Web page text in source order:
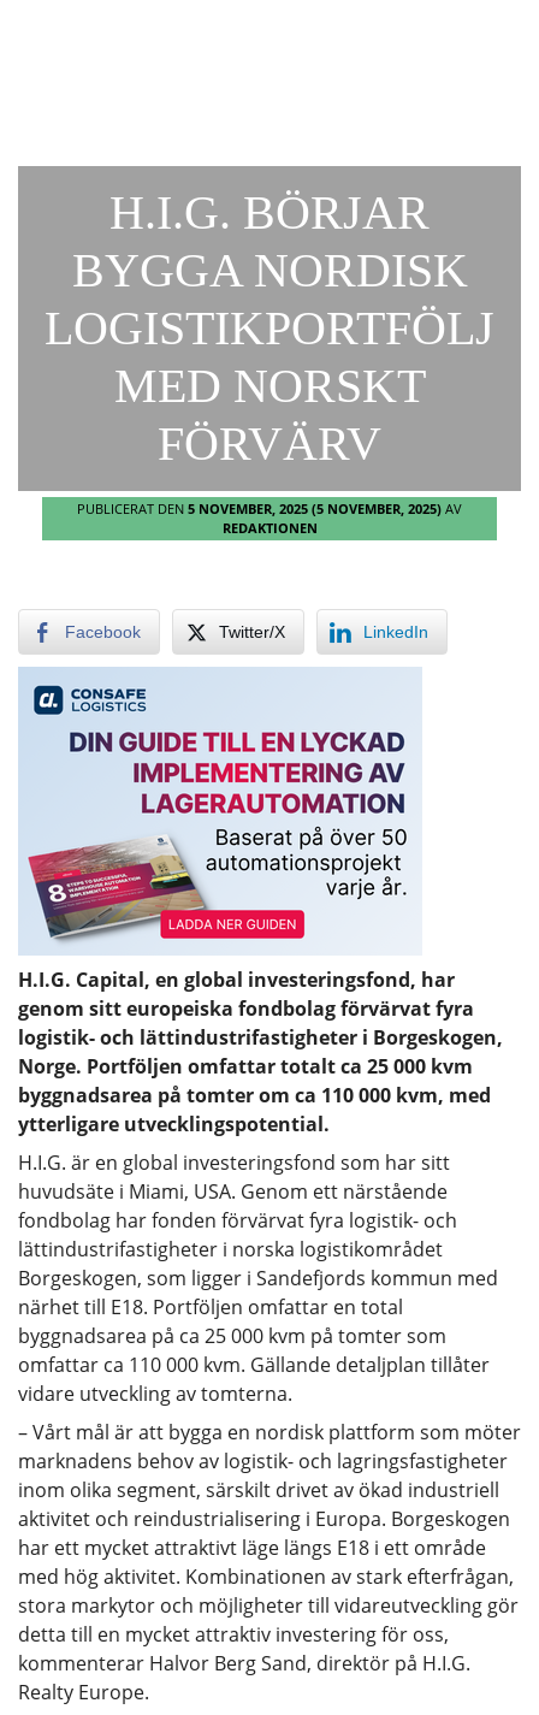
H.I.G. BÖRJAR
BYGGA NORDISK
LOGISTIKPORTFÖLJ
MED NORSKT
FÖRVÄRV
PUBLICERAT DEN 5 NOVEMBER, 2025 (5 NOVEMBER, 2025) AV
REDAKTIONEN
Facebook Twitter/X LinkedIn
H.I.G. Capital, en global investeringsfond, har
genom sitt europeiska fondbolag förvärvat fyra
logistik- och lättindustrifastigheter i Borgeskogen,
Norge. Portföljen omfattar totalt ca 25 000 kvm
byggnadsarea på tomter om ca 110 000 kvm, med
ytterligare utvecklingspotential.
H.I.G. är en global investeringsfond som har sitt
huvudsäte i Miami, USA. Genom ett närstående
fondbolag har fonden förvärvat fyra logistik- och
lättindustrifastigheter i norska logistikområdet
Borgeskogen, som ligger i Sandefjords kommun med
närhet till E18. Portföljen omfattar en total
byggnadsarea på ca 25 000 kvm på tomter som
omfattar ca 110 000 kvm. Gällande detaljplan tillåter
vidare utveckling av tomterna.
– Vårt mål är att bygga en nordisk plattform som möter
marknadens behov av logistik- och lagringsfastigheter
inom olika segment, särskilt drivet av ökad industriell
aktivitet och reindustrialisering i Europa. Borgeskogen
har ett mycket attraktivt läge längs E18 i ett område
med hög aktivitet. Kombinationen av stark efterfrågan,
stora markytor och möjligheter till vidareutveckling gör
detta till en mycket attraktiv investering för oss,
kommenterar Halvor Berg Sand, direktör på H.I.G.
Realty Europe.